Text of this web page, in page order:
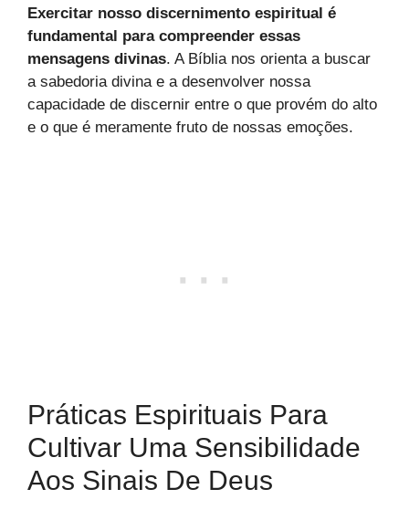
Exercitar nosso discernimento espiritual é
fundamental para compreender essas
mensagens divinas. A Bíblia nos orienta a buscar
a sabedoria divina e a desenvolver nossa
capacidade de discernir entre o que provém do alto
e o que é meramente fruto de nossas emoções.
Práticas Espirituais Para
Cultivar Uma Sensibilidade
Aos Sinais De Deus